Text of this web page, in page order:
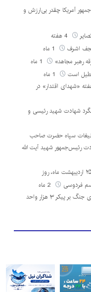
آمریکا چقدر بی‌ارزش و
اشرف
رهبر مجاهد»
«شهدای اقتدار» در
شهادت شهید رئیسی و
سپاه حضرت صاحب
رئیس‌جمهور شهید آیت الله
پیام آیت الله سیّدمجتبی خامنه‌ای به مناسبت ۲۵ اردیبهشت ماه، روز
فردوسی
از سنگر دفاع تا میدان سازندگی؛ ترمیم زخم‌های جنگ بر پیکر ۳ هزار واحد